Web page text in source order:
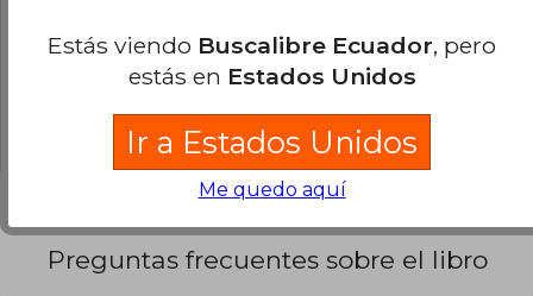
0% (0)
0% (0)
0% (0)
Preguntas frecuentes sobre el libro
Estás viendo Buscalibre Ecuador, pero
estás en Estados Unidos
Ir a Estados Unidos
Me quedo aquí